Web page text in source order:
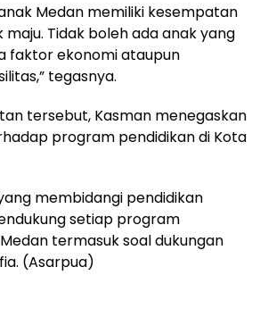
Medan memiliki kesempatan
Tidak boleh ada anak yang
faktor ekonomi ataupun
tegasnya.
tersebut, Kasman menegaskan
program pendidikan di Kota
membidangi pendidikan
setiap program
termasuk soal dukungan
(Asarpua)